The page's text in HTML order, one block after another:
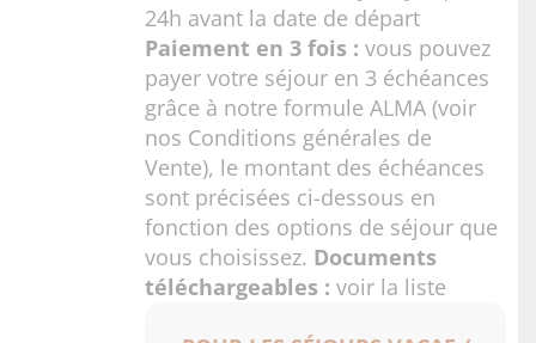
24h avant la date de départ
Paiement en 3 fois : vous pouvez
payer votre séjour en 3 échéances
grâce à notre formule ALMA (voir
nos Conditions générales de
Vente), le montant des échéances
sont précisées ci-dessous en
fonction des options de séjour que
vous choisissez. Documents
téléchargeables : voir la liste